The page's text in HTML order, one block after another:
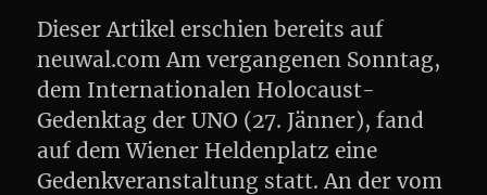
Dieser Artikel erschien bereits auf
neuwal.com Am vergangenen Sonntag,
dem Internationalen Holocaust-
Gedenktag der UNO (27. Jänner), fand
auf dem Wiener Heldenplatz eine
Gedenkveranstaltung statt. An der vom